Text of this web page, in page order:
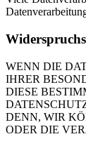
WENN DIE
IHRER
DIESE
DENN, WIR
ODER DIE